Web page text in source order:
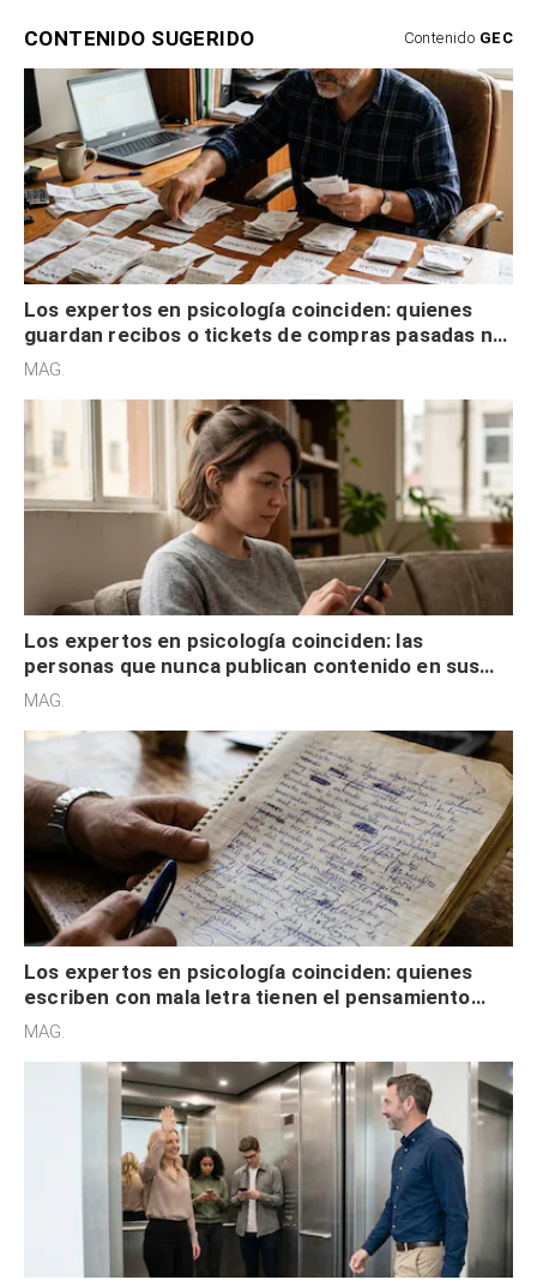
CONTENIDO SUGERIDO Contenido GEC
Los expertos en psicología coinciden: quienes
guardan recibos o tickets de compras pasadas no
son acumuladores, sino que tienen necesidad de
MAG.
Los expertos en psicología coinciden: las
personas que nunca publican contenido en sus
redes sociales no pretenden buscar validación
MAG.
Los expertos en psicología coinciden: quienes
escriben con mala letra tienen el pensamiento
acelerado y no lo hacen por desinterés
MAG.